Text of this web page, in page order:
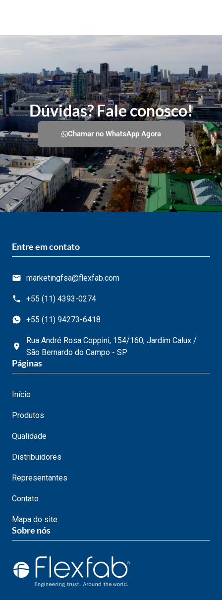
Dúvidas? Fale conosco!
Chamar no WhatsApp Agora
Entre em contato
marketingfsa@flexfab.com
+55 (11) 4393-0274
+55 (11) 94273-6418
Rua André Rosa Coppini, 154/160, Jardim Calux /
São Bernardo do Campo - SP
Páginas
Início
Produtos
Qualidade
Distribuidores
Representantes
Contato
Mapa do site
Sobre nós